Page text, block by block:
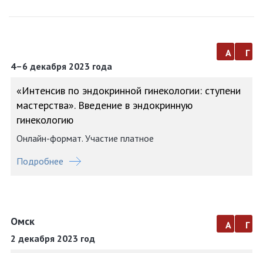
4–6 декабря 2023 года
а г
«Интенсив по эндокринной гинекологии: ступени
мастерства». Введение в эндокринную
гинекологию
Онлайн-формат. Участие платное
Подробнее
Омск
2 декабря 2023 год
а г